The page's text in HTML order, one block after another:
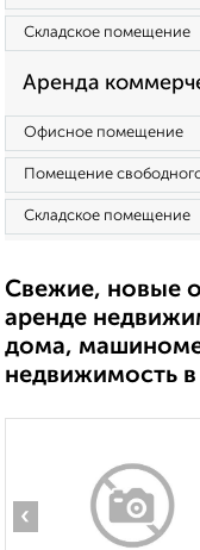
Складское помещение
Аренда
Офисное помещение
Помещение
Складское помещение
Свежие, новые
аренде
дома,
недвижимость
‹